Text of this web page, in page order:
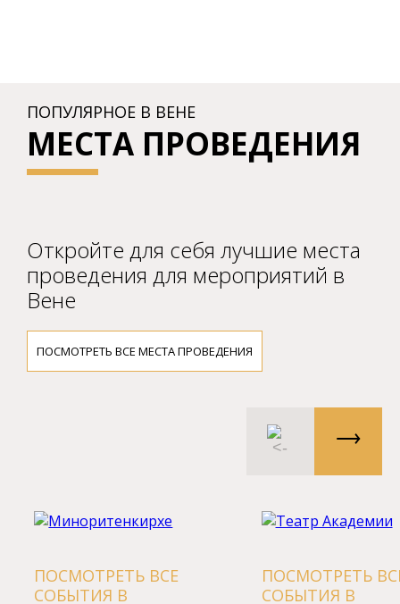
ПОПУЛЯРНОЕ В ВЕНЕ
МЕСТА ПРОВЕДЕНИЯ
Откройте для себя лучшие места
проведения для мероприятий в
Вене
ПОСМОТРЕТЬ ВСЕ МЕСТА ПРОВЕДЕНИЯ
ПОСМОТРЕТЬ ВСЕ
СОБЫТИЯ В
ПОСМОТРЕТЬ
СОБЫТИЯ В